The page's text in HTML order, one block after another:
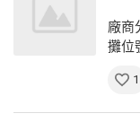
廠商
攤位
1